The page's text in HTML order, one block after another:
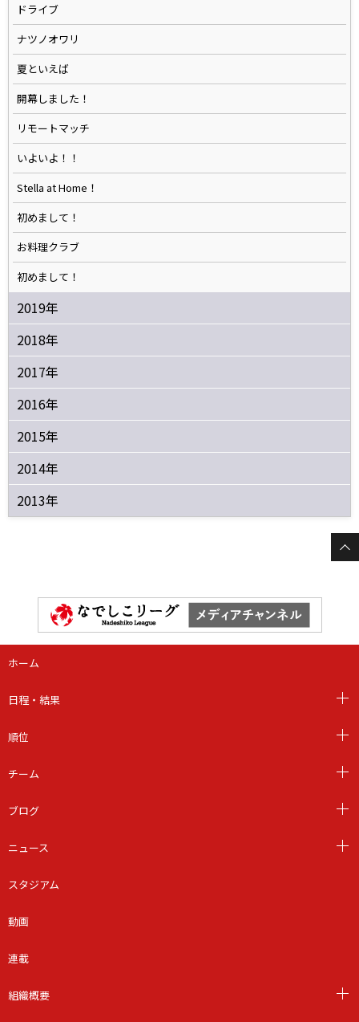
ドライブ
ナツノオワリ
夏といえば
開幕しました！
リモートマッチ
いよいよ！！
Stella at Home！
初めまして！
お料理クラブ
初めまして！
2019年
2018年
2017年
2016年
2015年
2014年
2013年
ホーム
日程・結果
順位
チーム
ブログ
ニュース
スタジアム
動画
連載
組織概要